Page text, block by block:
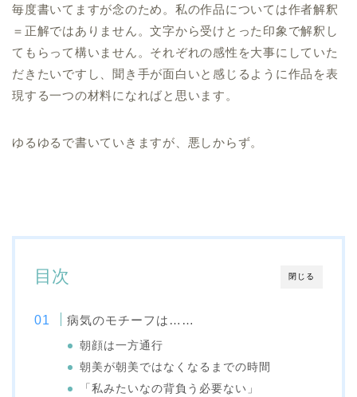
毎度書いてますが念のため。私の作品については作者解釈
＝正解ではありません。文字から受けとった印象で解釈し
てもらって構いません。それぞれの感性を大事にしていた
だきたいですし、聞き手が面白いと感じるように作品を表
現する一つの材料になればと思います。
ゆるゆるで書いていきますが、悪しからず。
閉じる
目次
病気のモチーフは……
朝顔は一方通行
朝美が朝美ではなくなるまでの時間
「私みたいなの背負う必要ない」